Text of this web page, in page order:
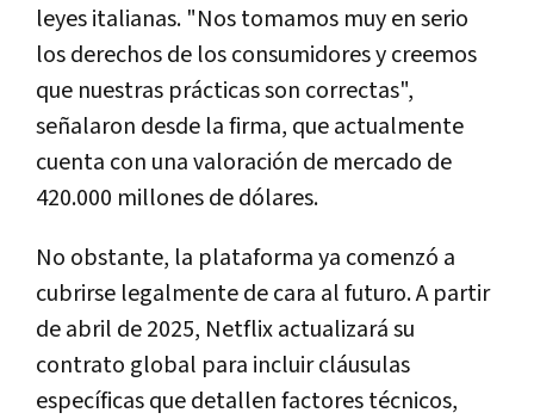
leyes italianas. "Nos tomamos muy en serio
los derechos de los consumidores y creemos
que nuestras prácticas son correctas",
señalaron desde la firma, que actualmente
cuenta con una valoración de mercado de
420.000 millones de dólares.
No obstante, la plataforma ya comenzó a
cubrirse legalmente de cara al futuro. A partir
de abril de 2025, Netflix actualizará su
contrato global para incluir cláusulas
específicas que detallen factores técnicos,